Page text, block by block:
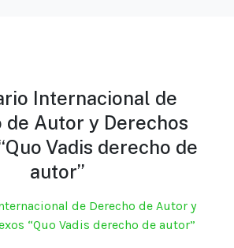
Internacional de
de Autor y Derechos
Vadis derecho de
autor”